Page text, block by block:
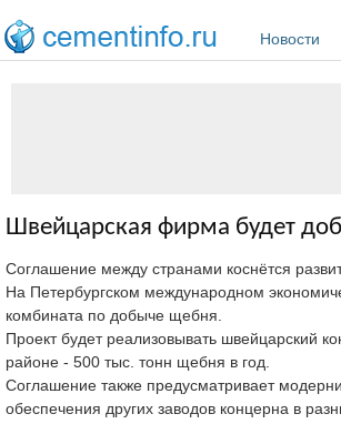
Новости
Швейцарская фирма будет
Соглашение между странами коснётся
На Петербургском международном
комбината по добыче щебня.
Проект будет реализовывать швейцарский
районе - 500 тыс. тонн щебня в год.
Соглашение также предусматривает
обеспечения других заводов концерна в